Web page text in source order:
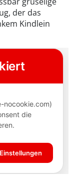
der das
Kindlein